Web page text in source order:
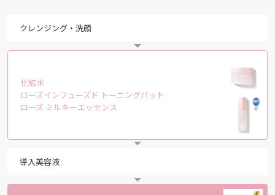
クレンジング・洗顔
化粧水
ローズインフューズド トーニングパッド
ローズ ミルキーエッセンス
導入美容液